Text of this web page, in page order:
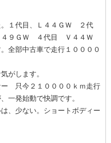
。１代目、Ｌ４４ＧＷ ２代
９ＧＷ ４代目 Ｖ４４Ｗ
全部中古車で走行１００００
がします。
ー 只今２１００００ｋｍ走行
一発始動で快調です。
、少ない。ショートボディー